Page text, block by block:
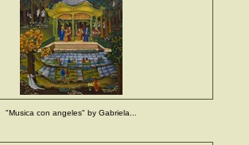
"Musica con angeles" by Gabriela...